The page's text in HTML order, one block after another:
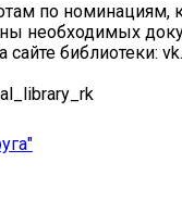
по номинациям,
необходимых
библиотеки: